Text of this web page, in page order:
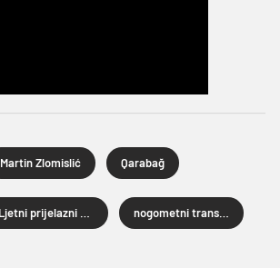
Martin Zlomislić Qarabağ